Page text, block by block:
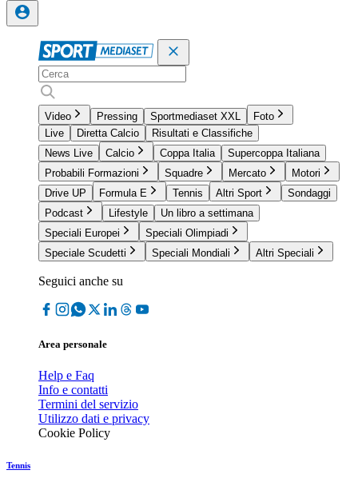
Video Pressing Sportmediaset XXL
Foto
Live
Diretta Calcio
Risultati e Classifiche
News Live
Calcio Coppa Italia
Supercoppa Italiana
Probabili Formazioni
Squadre Mercato
Motori
Drive UP
Formula E Tennis Altri Sport
Sondaggi
Podcast
Lifestyle
Un libro a settimana
Speciali Europei
Speciali Olimpiadi
Speciale Scudetti
Speciali Mondiali Altri Speciali
Seguici anche su
Area personale
Help e Faq
Info e contatti
Termini del servizio
Utilizzo dati e privacy
Cookie Policy
Tennis